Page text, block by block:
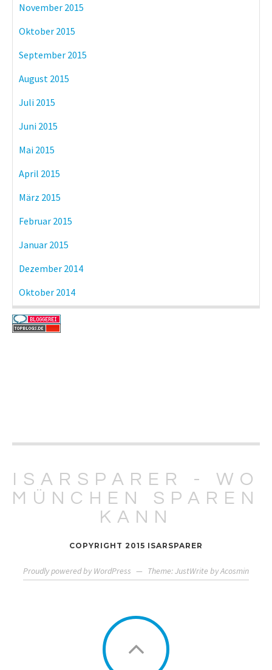
November 2015
Oktober 2015
September 2015
August 2015
Juli 2015
Juni 2015
Mai 2015
April 2015
März 2015
Februar 2015
Januar 2015
Dezember 2014
Oktober 2014
ISARSPARER - WO
MÜNCHEN SPAREN
KANN
COPYRIGHT 2015 ISARSPARER
Proudly powered by WordPress — Theme: JustWrite byAcosmin